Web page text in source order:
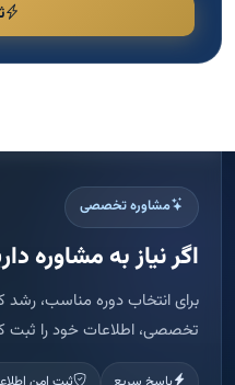
مشاوره تخصصی
اگر نیاز به مشاوره
برای انتخاب دوره مناسب،
تخصصی، اطلاعات خود را ثبت